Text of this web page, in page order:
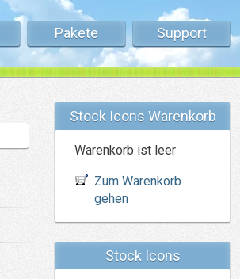
Pakete Support
Stock Icons Warenkorb
Warenkorb ist leer
Zum Warenkorb
gehen
Stock Icons